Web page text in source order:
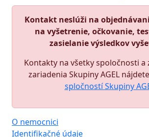
Kontakt neslúži na
na vyšetrenie, očkovanie,
zasielanie výsledkov
Kontakty na všetky spoločnosti
zariadenia Skupiny AGEL
spločností Skupiny
O nemocnici
Identifikačné údaje